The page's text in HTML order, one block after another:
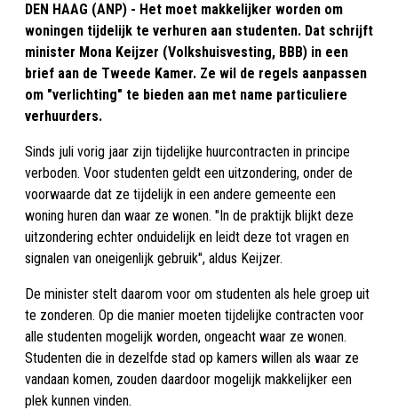
DEN HAAG (ANP) - Het moet makkelijker worden om
woningen tijdelijk te verhuren aan studenten. Dat schrijft
minister Mona Keijzer (Volkshuisvesting, BBB) in een
brief aan de Tweede Kamer. Ze wil de regels aanpassen
om "verlichting" te bieden aan met name particuliere
verhuurders.
Sinds juli vorig jaar zijn tijdelijke huurcontracten in principe
verboden. Voor studenten geldt een uitzondering, onder de
voorwaarde dat ze tijdelijk in een andere gemeente een
woning huren dan waar ze wonen. "In de praktijk blijkt deze
uitzondering echter onduidelijk en leidt deze tot vragen en
signalen van oneigenlijk gebruik", aldus Keijzer.
De minister stelt daarom voor om studenten als hele groep uit
te zonderen. Op die manier moeten tijdelijke contracten voor
alle studenten mogelijk worden, ongeacht waar ze wonen.
Studenten die in dezelfde stad op kamers willen als waar ze
vandaan komen, zouden daardoor mogelijk makkelijker een
plek kunnen vinden.